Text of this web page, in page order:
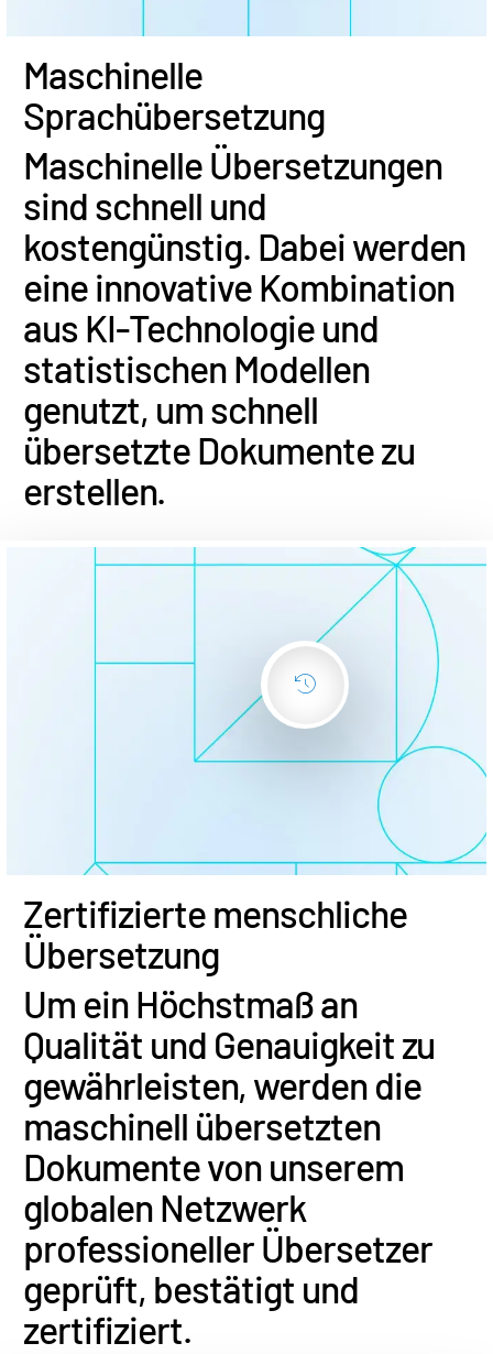
Maschinelle
Sprachübersetzung
Maschinelle Übersetzungen
sind schnell und
kostengünstig. Dabei werden
eine innovative Kombination
aus KI-Technologie und
statistischen Modellen
genutzt, um schnell
übersetzte Dokumente zu
erstellen.
Zertifizierte menschliche
Übersetzung
Um ein Höchstmaß an
Qualität und Genauigkeit zu
gewährleisten, werden die
maschinell übersetzten
Dokumente von unserem
globalen Netzwerk
professioneller Übersetzer
geprüft, bestätigt und
zertifiziert.